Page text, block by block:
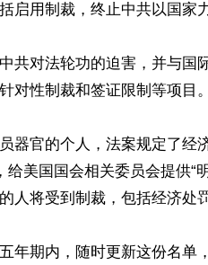
启用制裁，终止中共以国家
共对法轮功的迫害，并与国
对性制裁和签证限制等项目。
器官的个人，法案规定了经
给美国国会相关委员会提供“
人将受到制裁，包括经济处
年期内，随时更新这份名单